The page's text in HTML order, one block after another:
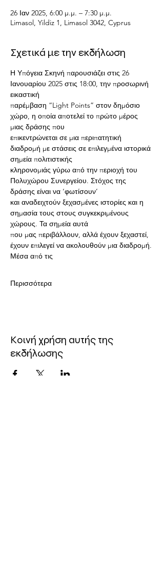
26 Ιαν 2025, 6:00 μ.μ. – 7:30 μ.μ.
Limasol, Yildiz 1, Limasol 3042, Cyprus
Σχετικά με την εκδήλωση
Η Υπόγεια Σκηνή παρουσιάζει στις 26
Ιανουαρίου 2025 στις 18:00, την προσωρινή
εικαστική
παρέμβαση “Light Points” στον δημόσιο
χώρο, η οποία αποτελεί το πρώτο μέρος
μιας δράσης που
επικεντρώνεται σε μια περιπατητική
διαδρομή με στάσεις σε επιλεγμένα ιστορικά
σημεία πολιτιστικής
κληρονομιάς γύρω από την περιοχή του
Πολυχώρου Συνεργείου. Στόχος της
δράσης είναι να ‘φωτίσουν’
και αναδειχτούν ξεχασμένες ιστορίες και η
σημασία τους στους συγκεκριμένους
χώρους. Τα σημεία αυτά
που μας περιβάλλουν, αλλά έχουν ξεχαστεί,
έχουν επιλεγεί να ακολουθούν μια διαδρομή.
Μέσα από τις
Περισσότερα
Κοινή χρήση αυτής της
εκδήλωσης